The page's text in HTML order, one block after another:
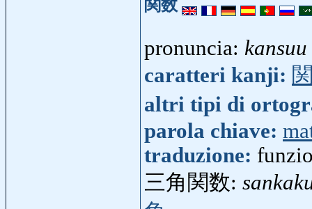
関数
pronuncia: kansuu
caratteri kanji:
altri tipi di
parola chiave:
traduzione:
三角関数: